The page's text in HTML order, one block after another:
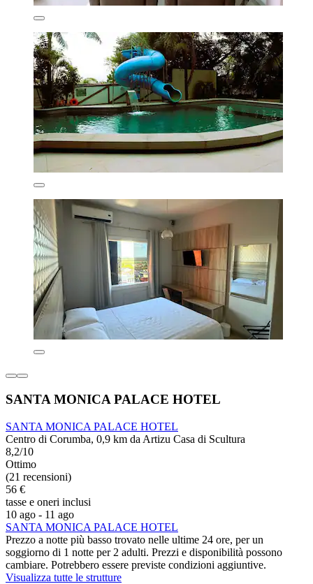
SANTA MONICA PALACE HOTEL
SANTA MONICA PALACE HOTEL
Centro di Corumba, 0,9 km da Artizu Casa di Scultura
8,2/10
Ottimo
(21 recensioni)
56 €
tasse e oneri inclusi
10 ago - 11 ago
SANTA MONICA PALACE HOTEL
Prezzo a notte più basso trovato nelle ultime 24 ore, per un
soggiorno di 1 notte per 2 adulti. Prezzi e disponibilità possono
cambiare. Potrebbero essere previste condizioni aggiuntive.
Visualizza tutte le strutture